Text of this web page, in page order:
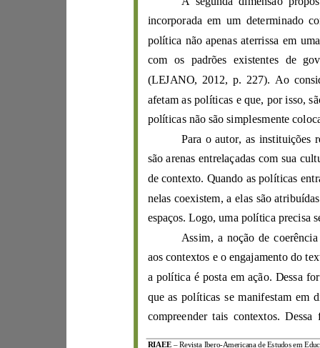
RIAEE –R evista Ibero-A mericana de Estudos em Ed
política não apenas aterriss
co
m os padrões e
(
LEJANO,
2012
afetam as políticas
po lí ticas não são simpl es me
são arena
de contexto. Q ua nd
espaços. Log o, uma política precisa s
a polít ica é posta em ação. Dess